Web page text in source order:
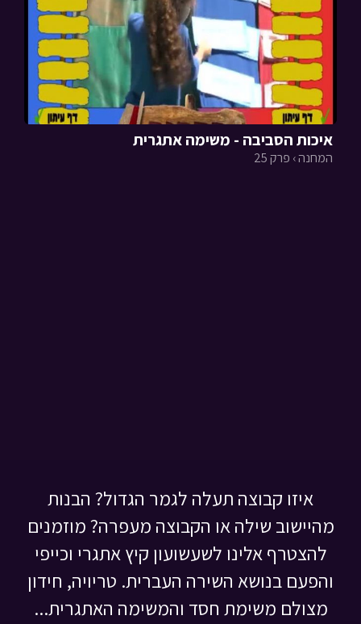
איכות הסביבה - משימה אתגרית
המחנה › פרק 25
איזו קבוצה תעלה לגמר הגדול? הבנות
מהיישוב שילה או הקבוצה מעפרה? מוזמנים
להצטרף אלינו לשעשועון קיץ אתגרי וכייפי
והפעם בנושא השירה העברית. טריויה, חידון
מצולם משימת חסד והמשימה האתגרית...